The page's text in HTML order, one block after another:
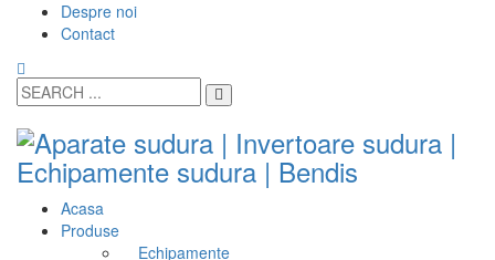
Despre noi
Contact
Acasa
Produse
Echipamente